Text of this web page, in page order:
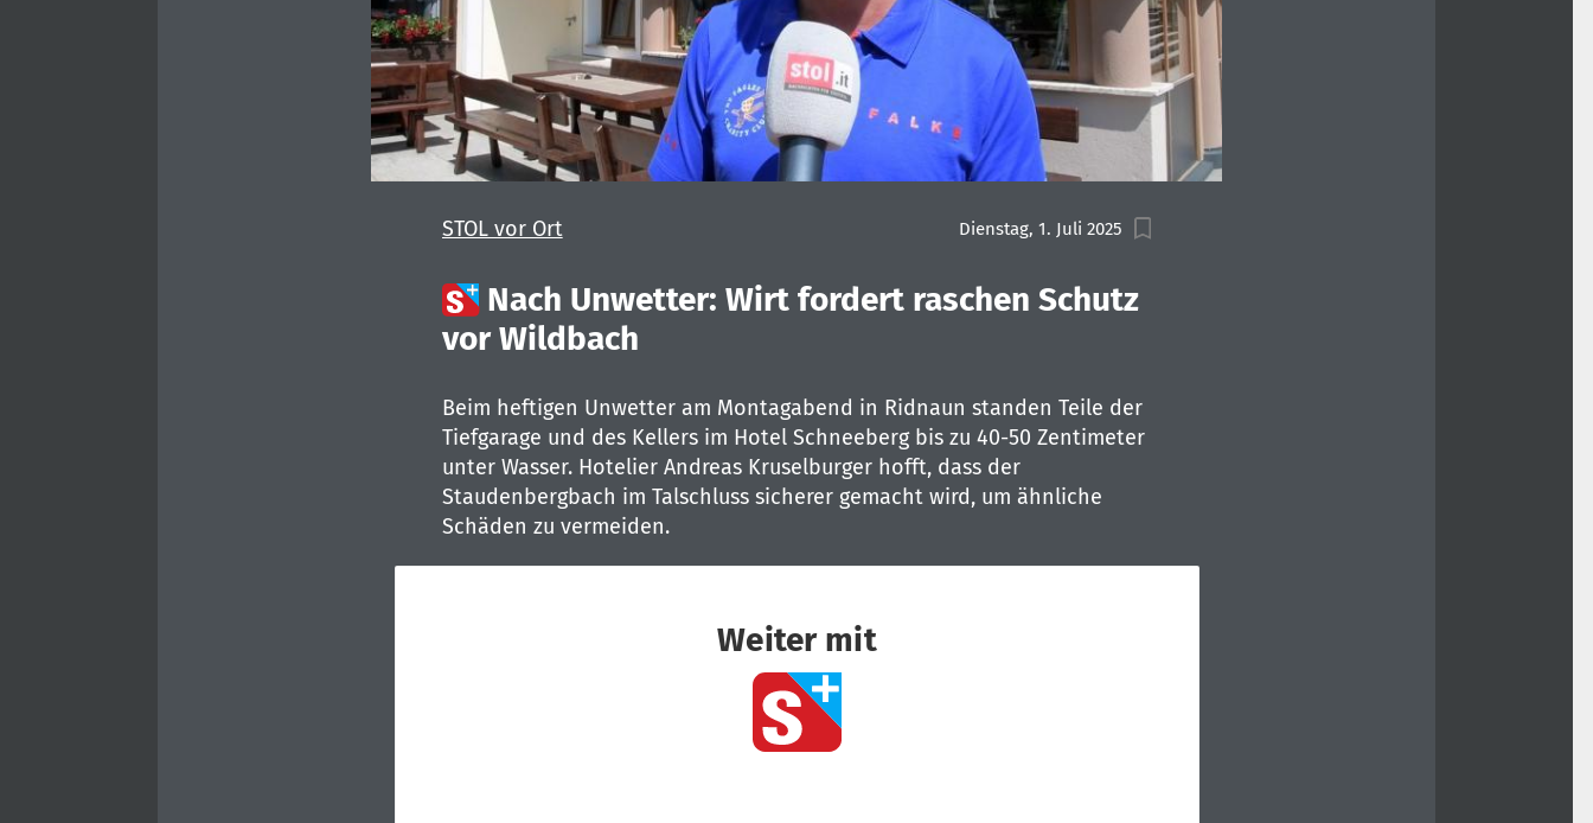
STOL vor Ort Dienstag, 1. Juli 2025
 Nach Unwetter: Wirt fordert raschen Schutz
vor Wildbach
Beim heftigen Unwetter am Montagabend in Ridnaun standen Teile der
Tiefgarage und des Kellers im Hotel Schneeberg bis zu 40-50 Zentimeter
unter Wasser. Hotelier Andreas Kruselburger hofft, dass der
Staudenbergbach im Talschluss sicherer gemacht wird, um ähnliche
Schäden zu vermeiden.